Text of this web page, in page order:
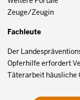
Zeuge/Zeugin
Fachleute
Der
Opferhilfe erfordert
Täterarbeit häusliche